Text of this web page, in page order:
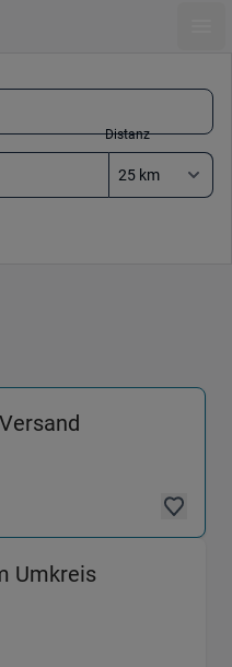
Distanz
Umkreis
in 40591